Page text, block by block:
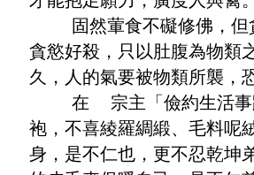
固然葷食不礙修佛，但
貪慾好殺，只以肚腹為物類
久，人的氣要被物類所襲，
在 宗主「儉約生活事蹟
袍，不喜綾羅綢緞、毛料呢
身，是不仁也，更不忍乾坤